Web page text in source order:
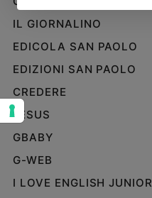
Cultura
spettacoli
Sanremo
2026
Tv
e
IL GIORNALINO
EDICOLA SAN PAOLO
EDIZIONI SAN PAOLO
CREDERE
JESUS
GBABY
G-WEB
I LOVE ENGLISH JUNIOR